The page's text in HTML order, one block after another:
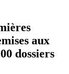
aux
dossiers